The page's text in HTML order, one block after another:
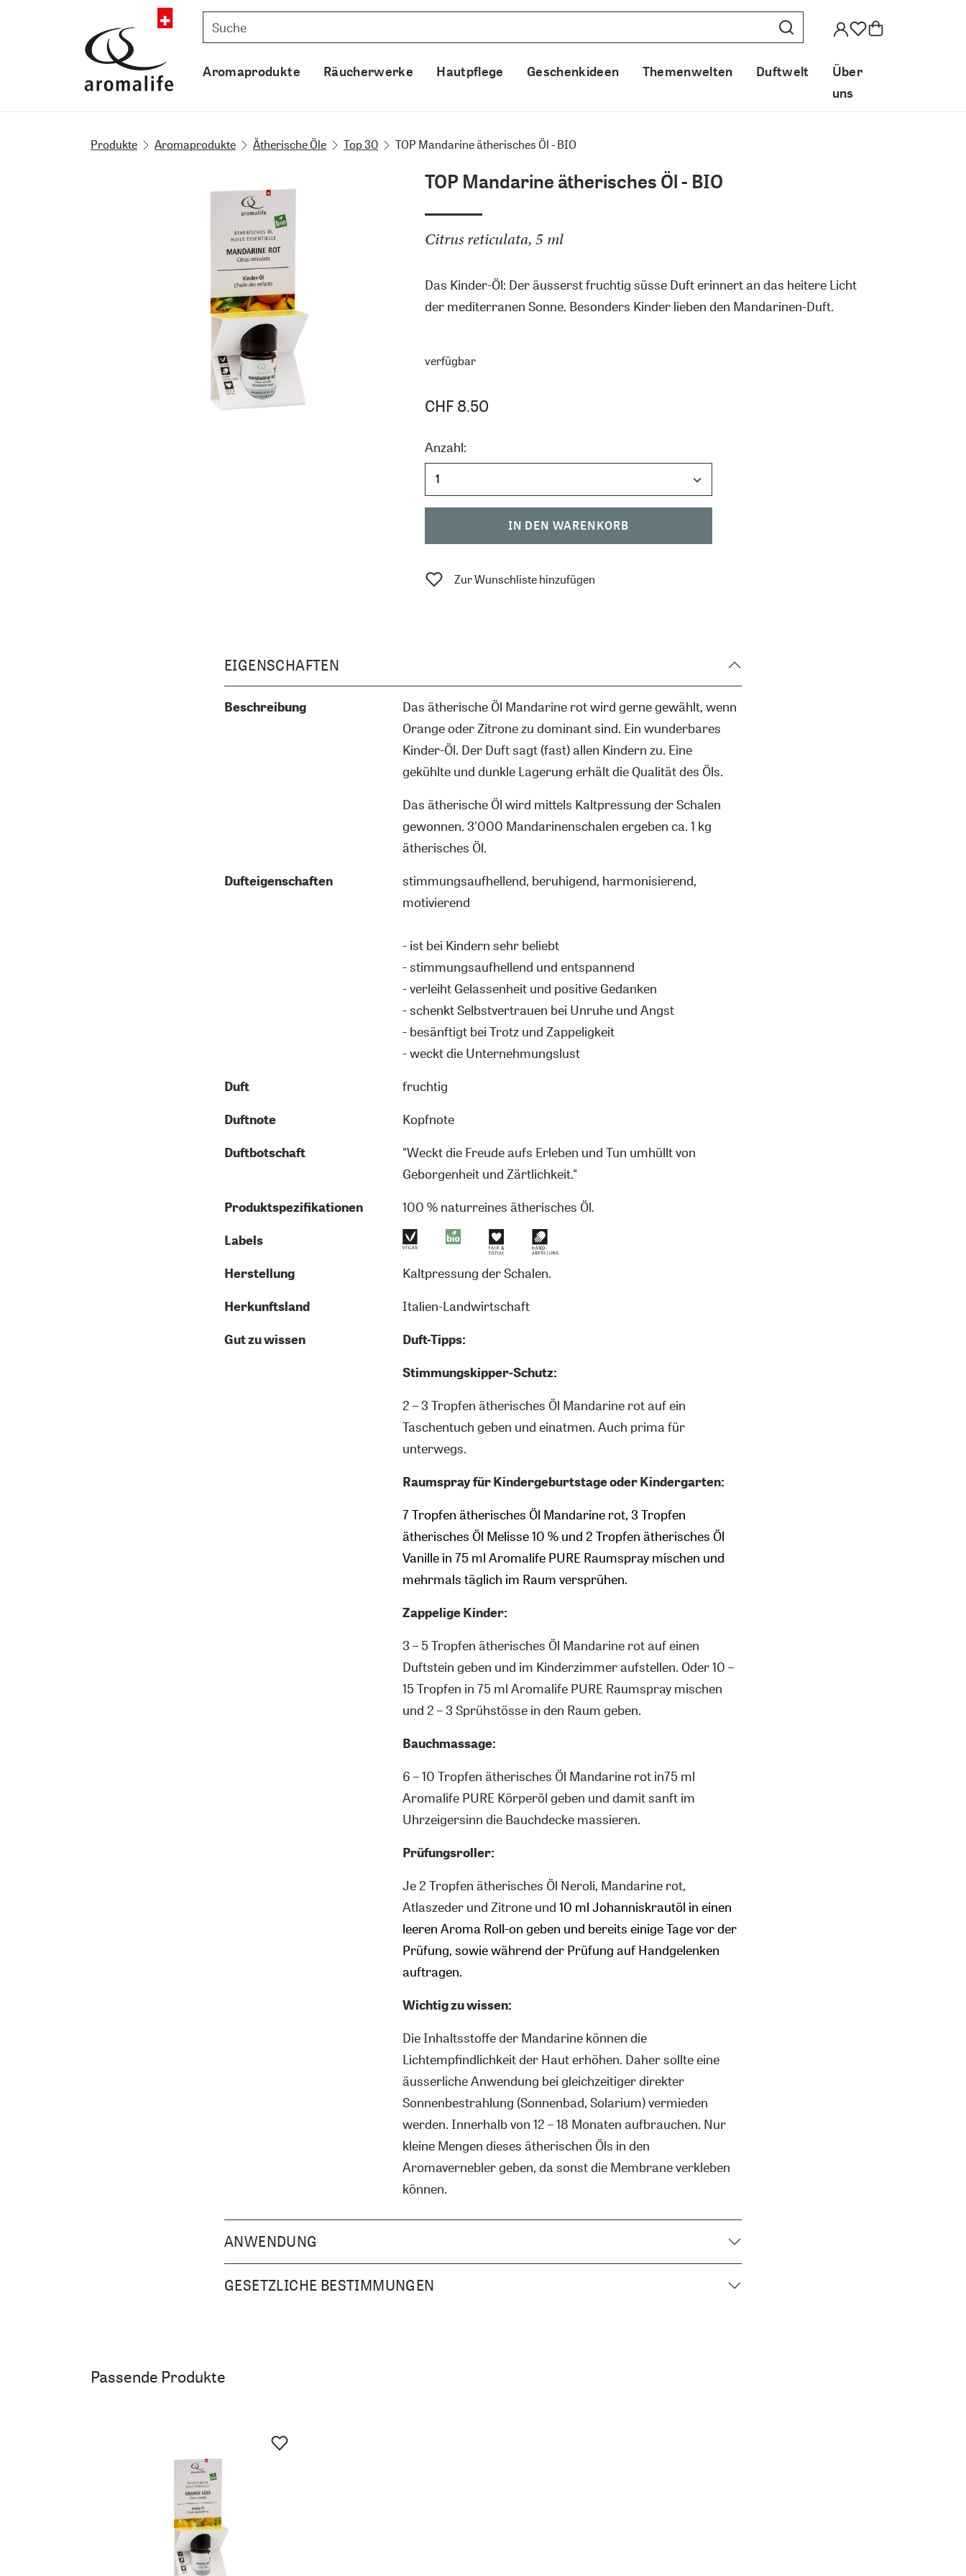
Aromaprodukte Räucherwerke Hautpflege Geschenkideen Themenwelten Duftwelt
Über
uns
Produkte Aromaprodukte Ätherische Öle Top 30 TOP Mandarine ätherisches Öl - BIO
TOP Mandarine ätherisches Öl - BIO
Citrus reticulata, 5 ml
Das Kinder-Öl: Der äusserst fruchtig süsse Duft erinnert an das heitere Licht
der mediterranen Sonne. Besonders Kinder lieben den Mandarinen-Duft.
verfügbar
CHF 8.50
Anzahl:
IN DEN WARENKORB
Zur Wunschliste hinzufügen
EIGENSCHAFTEN
Beschreibung
Das ätherische Öl Mandarine rot wird gerne gewählt, wenn
Orange oder Zitrone zu dominant sind. Ein wunderbares
Kinder-Öl. Der Duft sagt (fast) allen Kindern zu. Eine
gekühlte und dunkle Lagerung erhält die Qualität des Öls.
Das ätherische Öl wird mittels Kaltpressung der Schalen
gewonnen. 3'000 Mandarinenschalen ergeben ca. 1 kg
ätherisches Öl.
Dufteigenschaften
stimmungsaufhellend, beruhigend, harmonisierend,
motivierend
- ist bei Kindern sehr beliebt
- stimmungsaufhellend und entspannend
- verleiht Gelassenheit und positive Gedanken
- schenkt Selbstvertrauen bei Unruhe und Angst
- besänftigt bei Trotz und Zappeligkeit
- weckt die Unternehmungslust
Duft
fruchtig
Duftnote
Kopfnote
Duftbotschaft
"Weckt die Freude aufs Erleben und Tun umhüllt von
Geborgenheit und Zärtlichkeit."
Produktspezifikationen
100 % naturreines ätherisches Öl.
Labels
Herstellung
Kaltpressung der Schalen.
Herkunftsland
Italien-Landwirtschaft
Gut zu wissen
Duft-Tipps:
Stimmungskipper-Schutz:
2 – 3 Tropfen ätherisches Öl Mandarine rot auf ein
Taschentuch geben und einatmen. Auch prima für
unterwegs.
Raumspray für Kindergeburtstage oder Kindergarten:
7 Tropfen ätherisches Öl Mandarine rot, 3 Tropfen
ätherisches Öl Melisse 10 % und 2 Tropfen ätherisches Öl
Vanille in 75 ml Aromalife PURE Raumspray mischen und
mehrmals täglich im Raum versprühen.
Zappelige Kinder:
3 – 5 Tropfen ätherisches Öl Mandarine rot auf einen
Duftstein geben und im Kinderzimmer aufstellen. Oder 10 –
15 Tropfen in 75 ml Aromalife PURE Raumspray mischen
und 2 – 3 Sprühstösse in den Raum geben.
Bauchmassage:
6 – 10 Tropfen ätherisches Öl Mandarine rot in75 ml
Aromalife PURE Körperöl geben und damit sanft im
Uhrzeigersinn die Bauchdecke massieren.
Prüfungsroller:
Je 2 Tropfen ätherisches Öl Neroli, Mandarine rot,
Atlaszeder und Zitrone und 10 ml Johanniskrautöl in einen
leeren Aroma Roll-on geben und bereits einige Tage vor der
Prüfung, sowie während der Prüfung auf Handgelenken
auftragen.
Wichtig zu wissen:
Die Inhaltsstoffe der Mandarine können die
Lichtempfindlichkeit der Haut erhöhen. Daher sollte eine
äusserliche Anwendung bei gleichzeitiger direkter
Sonnenbestrahlung (Sonnenbad, Solarium) vermieden
werden. Innerhalb von 12 – 18 Monaten aufbrauchen. Nur
kleine Mengen dieses ätherischen Öls in den
Aromavernebler geben, da sonst die Membrane verkleben
können.
ANWENDUNG
GESETZLICHE BESTIMMUNGEN
Passende Produkte